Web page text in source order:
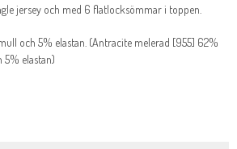
jersey och med 6 flatlocksömmar i toppen.
och 5% elastan. (Antracite melerad [955] 62%
5% elastan)